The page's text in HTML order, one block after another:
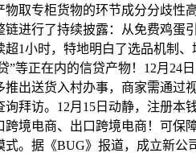
专柜货物的环节成分分歧性高
进行了持续披露：从免费鸡
1小时，特地明白了选品机制
等正在内的信贷产物！12月
出送货入村办事，商家需通过
拜访。12月15日动静，注册
境电商、出口跨境电商！可
。据《BUG》报道，成立新